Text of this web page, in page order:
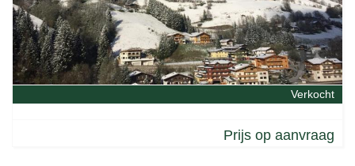
Verkocht
Prijs op aanvraag